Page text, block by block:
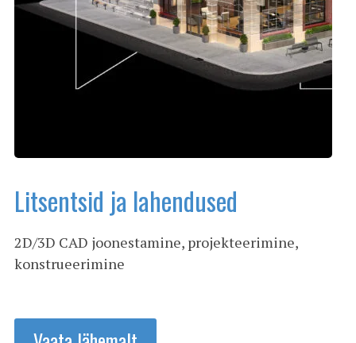
Litsentsid ja lahendused
2D/3D CAD joonestamine, projekteerimine,
konstrueerimine